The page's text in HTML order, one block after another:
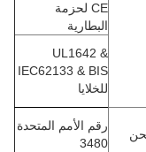
CE لحزمة
البطارية
UL1642 &
IEC62133 & BIS
للخلايا
رقم الأمم المتحدة
3480